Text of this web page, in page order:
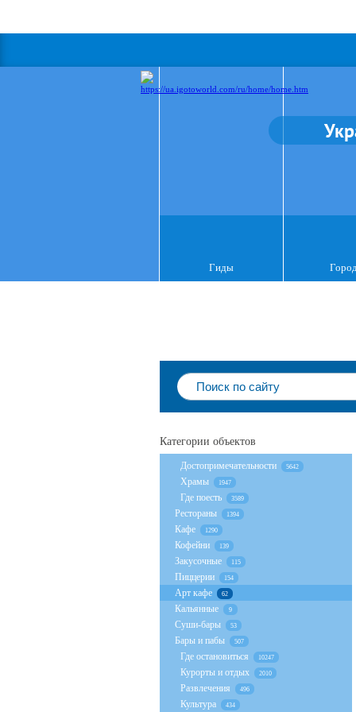
Гиды
Категории объектов
Достопримечательности 5642
Храмы 1947
Где поесть 3589
Рестораны 1394
Кафе 1290
Кофейни 139
Закусочные 115
Пиццерии 154
Арт кафе 62
Кальянные 9
Суши-бары 53
Бары и пабы 507
Где остановиться 10247
Курорты и отдых 2010
Развлечения 496
Культура 434